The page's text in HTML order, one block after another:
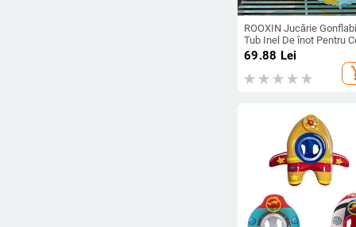
ROOXIN Jucărie
Tub Inel De înot Pentru
Adulti Cerc De înot Piscină
Plutitoare Cadă De baie
plajă Jucării pentru
69.88 Lei